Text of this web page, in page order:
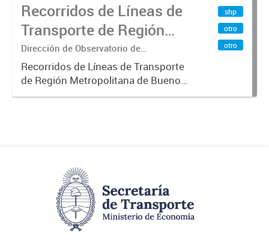
Recorridos de Líneas de
Transporte de Región
Metropolitana de
Buenos Aires (RMBA)
Dirección de Observatorio de
Transporte, Estudio y Sistemas
Recorridos de Líneas de Transporte
de Región Metropolitana de Buenos
Aires (RMBA).-
shp
otro
otro